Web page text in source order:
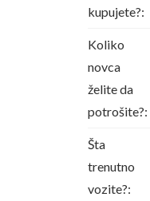
kupujete?:
Koliko
novca
želite da
potrošite?:
Šta
trenutno
vozite?: